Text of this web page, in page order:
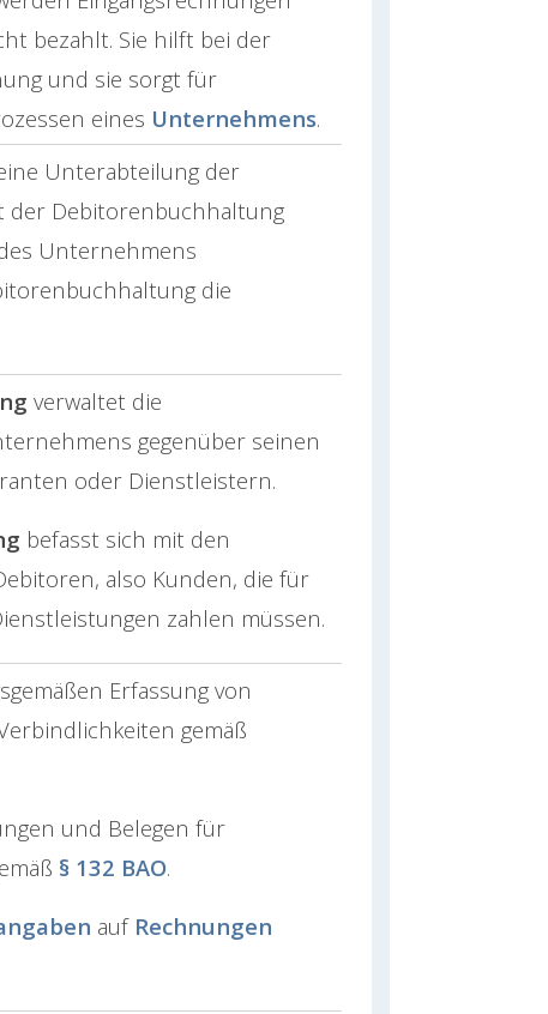
bezahlt. Sie hilft bei der
und sie sorgt für
eines Unternehmens.
Unterabteilung der
der Debitorenbuchhaltung
Unternehmens
die
verwaltet die
gegenüber seinen
oder Dienstleistern.
befasst sich mit den
also Kunden, die für
zahlen müssen.
Erfassung von
gemäß
und Belegen für
§ 132 BAO.
auf Rechnungen